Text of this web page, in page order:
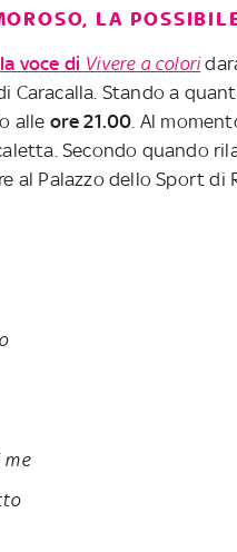
LA
la voce di Vivere a colori
Caracalla. Stando a
alle ore 21.00 . Al
Secondo quando
al Palazzo dello Sport di
me